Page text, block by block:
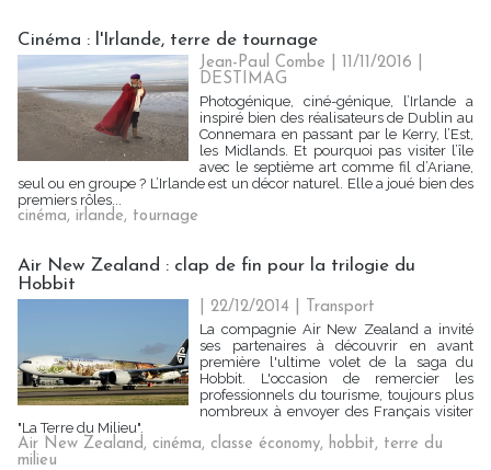
Cinéma : l'Irlande, terre de tournage
Jean-Paul Combe | 11/11/2016
DESTIMAG
Photogénique, ciné-génique, l’Irlande a
inspiré bien des réalisateurs de Dublin au
Connemara en passant par le Kerry, l’Est,
les Midlands. Et pourquoi pas visiter l’île
avec le septième art comme fil d’Ariane,
seul ou en groupe ? L’Irlande est un décor naturel. Elle a joué bien des
premiers rôles...
cinéma, irlande, tournage
Air New Zealand : clap de fin pour la trilogie du
Hobbit
| 22/12/2014
Transport
La compagnie Air New Zealand a invité
ses partenaires à découvrir en avant
première l'ultime volet de la saga du
Hobbit. L'occasion de remercier les
professionnels du tourisme, toujours plus
nombreux à envoyer des Français visiter
"La Terre du Milieu".
Air New Zealand, cinéma, classe économy, hobbit, terre du
milieu